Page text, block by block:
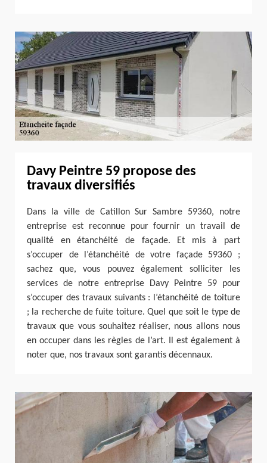
Davy Peintre 59 propose des
travaux diversifiés
Dans la ville de Catillon Sur Sambre 59360, notre
entreprise est reconnue pour fournir un travail de
qualité en étanchéité de façade. Et mis à part
s’occuper de l’étanchéité de votre façade 59360 ;
sachez que, vous pouvez également solliciter les
services de notre entreprise Davy Peintre 59 pour
s’occuper des travaux suivants : l’étanchéité de toiture
; la recherche de fuite toiture. Quel que soit le type de
travaux que vous souhaitez réaliser, nous allons nous
en occuper dans les règles de l’art. Il est également à
noter que, nos travaux sont garantis décennaux.